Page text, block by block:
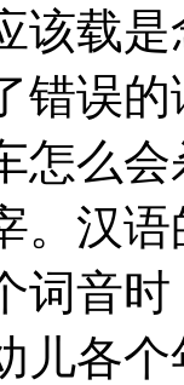
该载
错误
怎么
。汉
词音
儿各